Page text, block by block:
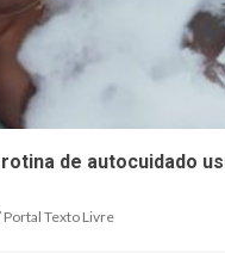
de autocuidado
Portal Texto Livre